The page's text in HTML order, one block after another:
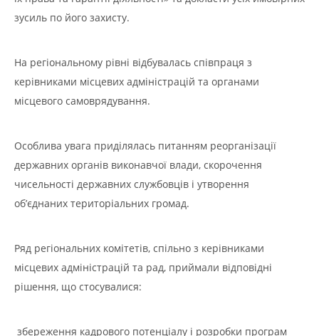
зусиль по його захисту.
На регіональному рівні відбувалась співпраця з
керівниками місцевих адміністрацій та органами
місцевого самоврядування.
Особлива увага приділялась питанням реорганізації
державних органів виконавчої влади, скорочення
чисельності державних службовців і утворення
об’єднаних територіальних громад.
Ряд регіональних комітетів, спільно з керівниками
місцевих адміністрацій та рад, приймали відповідні
рішення, що стосувалися:
збереження кадрового потенціалу і розробки програм